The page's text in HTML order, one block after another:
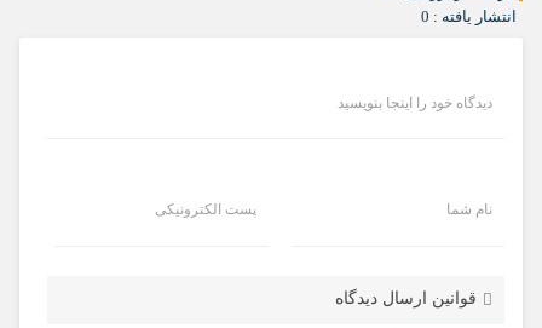
انتشار یافته : 0
دیدگاه خود را اینجا بنویسید
نام شما پست الکترونیکی
قوانین ارسال دیدگاه